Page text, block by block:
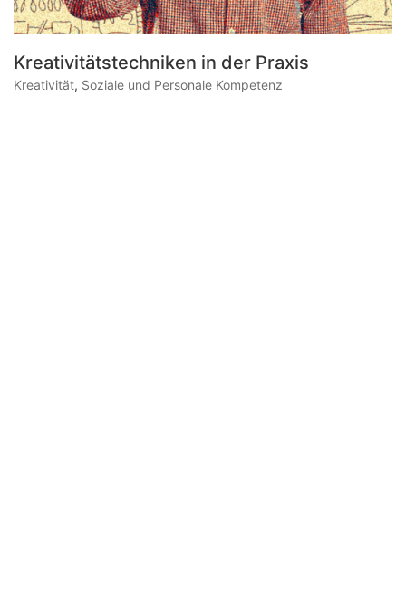
Kreativitäts­techniken in der Praxis
Kreativität, Soziale und Personale Kompetenz